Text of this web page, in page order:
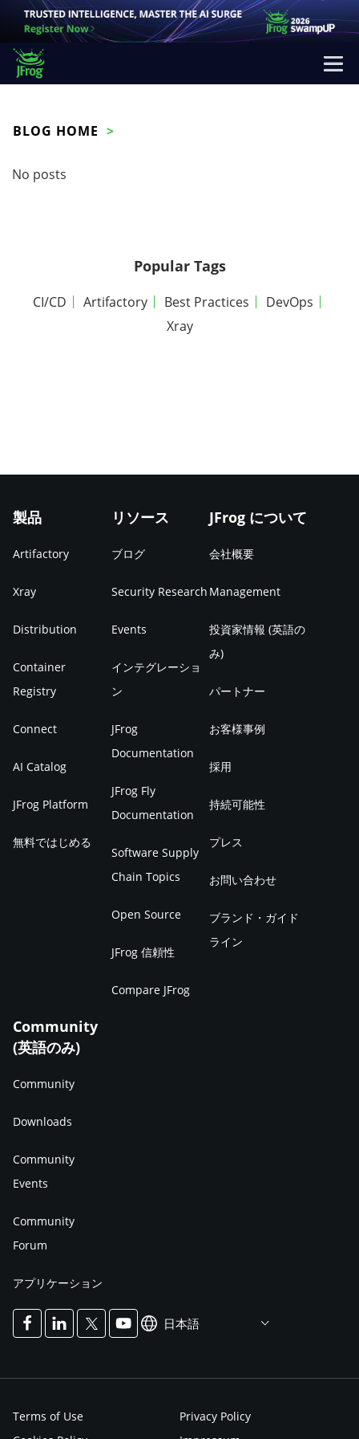
BLOG HOME
No posts
Popular Tags
CI/CD Artifactory Best Practices
DevOps
Xray
製品
Artifactory
Xray
Distribution
Container
Registry
Connect
AI Catalog
JFrog Platform
無料ではじめる
リソース
ブログ
Security Research
Events
インテグレーショ
ン
JFrog
Documentation
JFrog Fly
Documentation
Software Supply
Chain Topics
Open Source
JFrog 信頼性
Compare JFrog
JFrog について
会社概要
Management
投資家情報 (英語の
み)
パートナー
お客様事例
採用
持続可能性
プレス
お問い合わせ
ブランド・ガイド
ライン
Community
(英語のみ)
Community
Downloads
Community
Events
Community
Forum
アプリケーション
日本語
Terms of Use
Privacy Policy